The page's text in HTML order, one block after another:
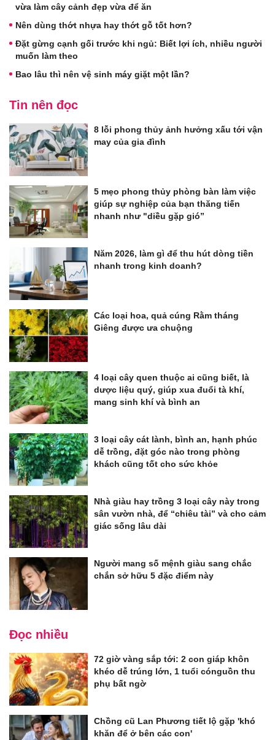
vừa làm cây cảnh đẹp vừa để ăn
Nên dùng thớt nhựa hay thớt gỗ tốt hơn?
Đặt gừng cạnh gối trước khi ngủ: Biết lợi ích, nhiều người
muốn làm theo
Bao lâu thì nên vệ sinh máy giặt một lần?
Tin nên đọc
8 lỗi phong thủy ảnh hưởng xấu tới vận
may của gia đình
5 mẹo phong thủy phòng bàn làm việc
giúp sự nghiệp của bạn thăng tiến
nhanh như "diều gặp gió”
Năm 2026, làm gì để thu hút dòng tiền
nhanh trong kinh doanh?
Các loại hoa, quả cúng Rằm tháng
Giêng được ưa chuộng
4 loại cây quen thuộc ai cũng biết, là
dược liệu quý, giúp xua đuổi tà khí,
mang sinh khí và bình an
3 loại cây cát lành, bình an, hạnh phúc
dễ trồng, đặt góc nào trong phòng
khách cũng tốt cho sức khỏe
Nhà giàu hay trồng 3 loại cây này trong
sân vườn nhà, để “chiêu tài” và cho cảm
giác sống lâu dài
Người mang số mệnh giàu sang chắc
chắn sở hữu 5 đặc điểm này
Đọc nhiều
72 giờ vàng sắp tới: 2 con giáp khôn
khéo dễ trúng lớn, 1 tuổi cónguồn thu
phụ bất ngờ
Chồng cũ Lan Phương tiết lộ gặp 'khó
khăn để ở bên các con'